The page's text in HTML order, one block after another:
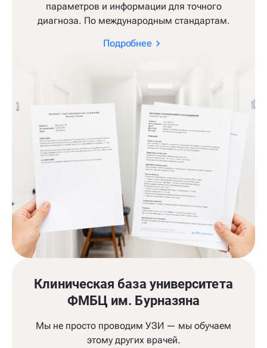
параметров и информации для точного
диагноза. По международным стандартам.
Подробнее
Клиническая база университета
ФМБЦ им. Бурназяна
Мы не просто проводим УЗИ — мы обучаем
этому других врачей.